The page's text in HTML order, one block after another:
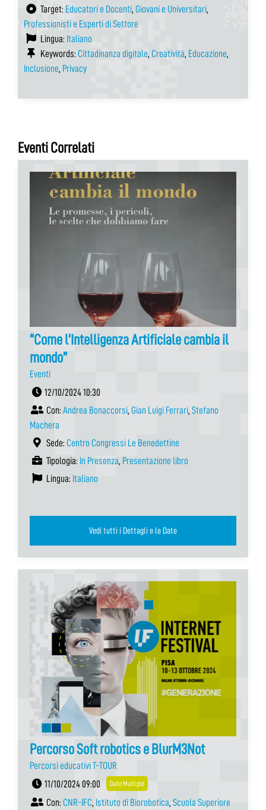
Target: Educatori e Docenti, Giovani e Universitari,
Professionisti e Esperti di Settore
Lingua: Italiano
Keywords: Cittadinanza digitale, Creatività, Educazione,
Inclusione, Privacy
Eventi Correlati
“Come l’Intelligenza Artificiale cambia il
mondo”
Eventi
12/10/2024 10:30
Con: Andrea Bonaccorsi, Gian Luigi Ferrari, Stefano
Machera
Sede: Centro Congressi Le Benedettine
Tipologia: In Presenza, Presentazione libro
Lingua: Italiano
Vedi tutti i Dettagli e le Date
Percorso Soft robotics e BlurM3Not
Percorsi educativi T-TOUR
11/10/2024 09:00
Date Multiple
Con: CNR-IFC, Istituto di Biorobotica, Scuola Superiore